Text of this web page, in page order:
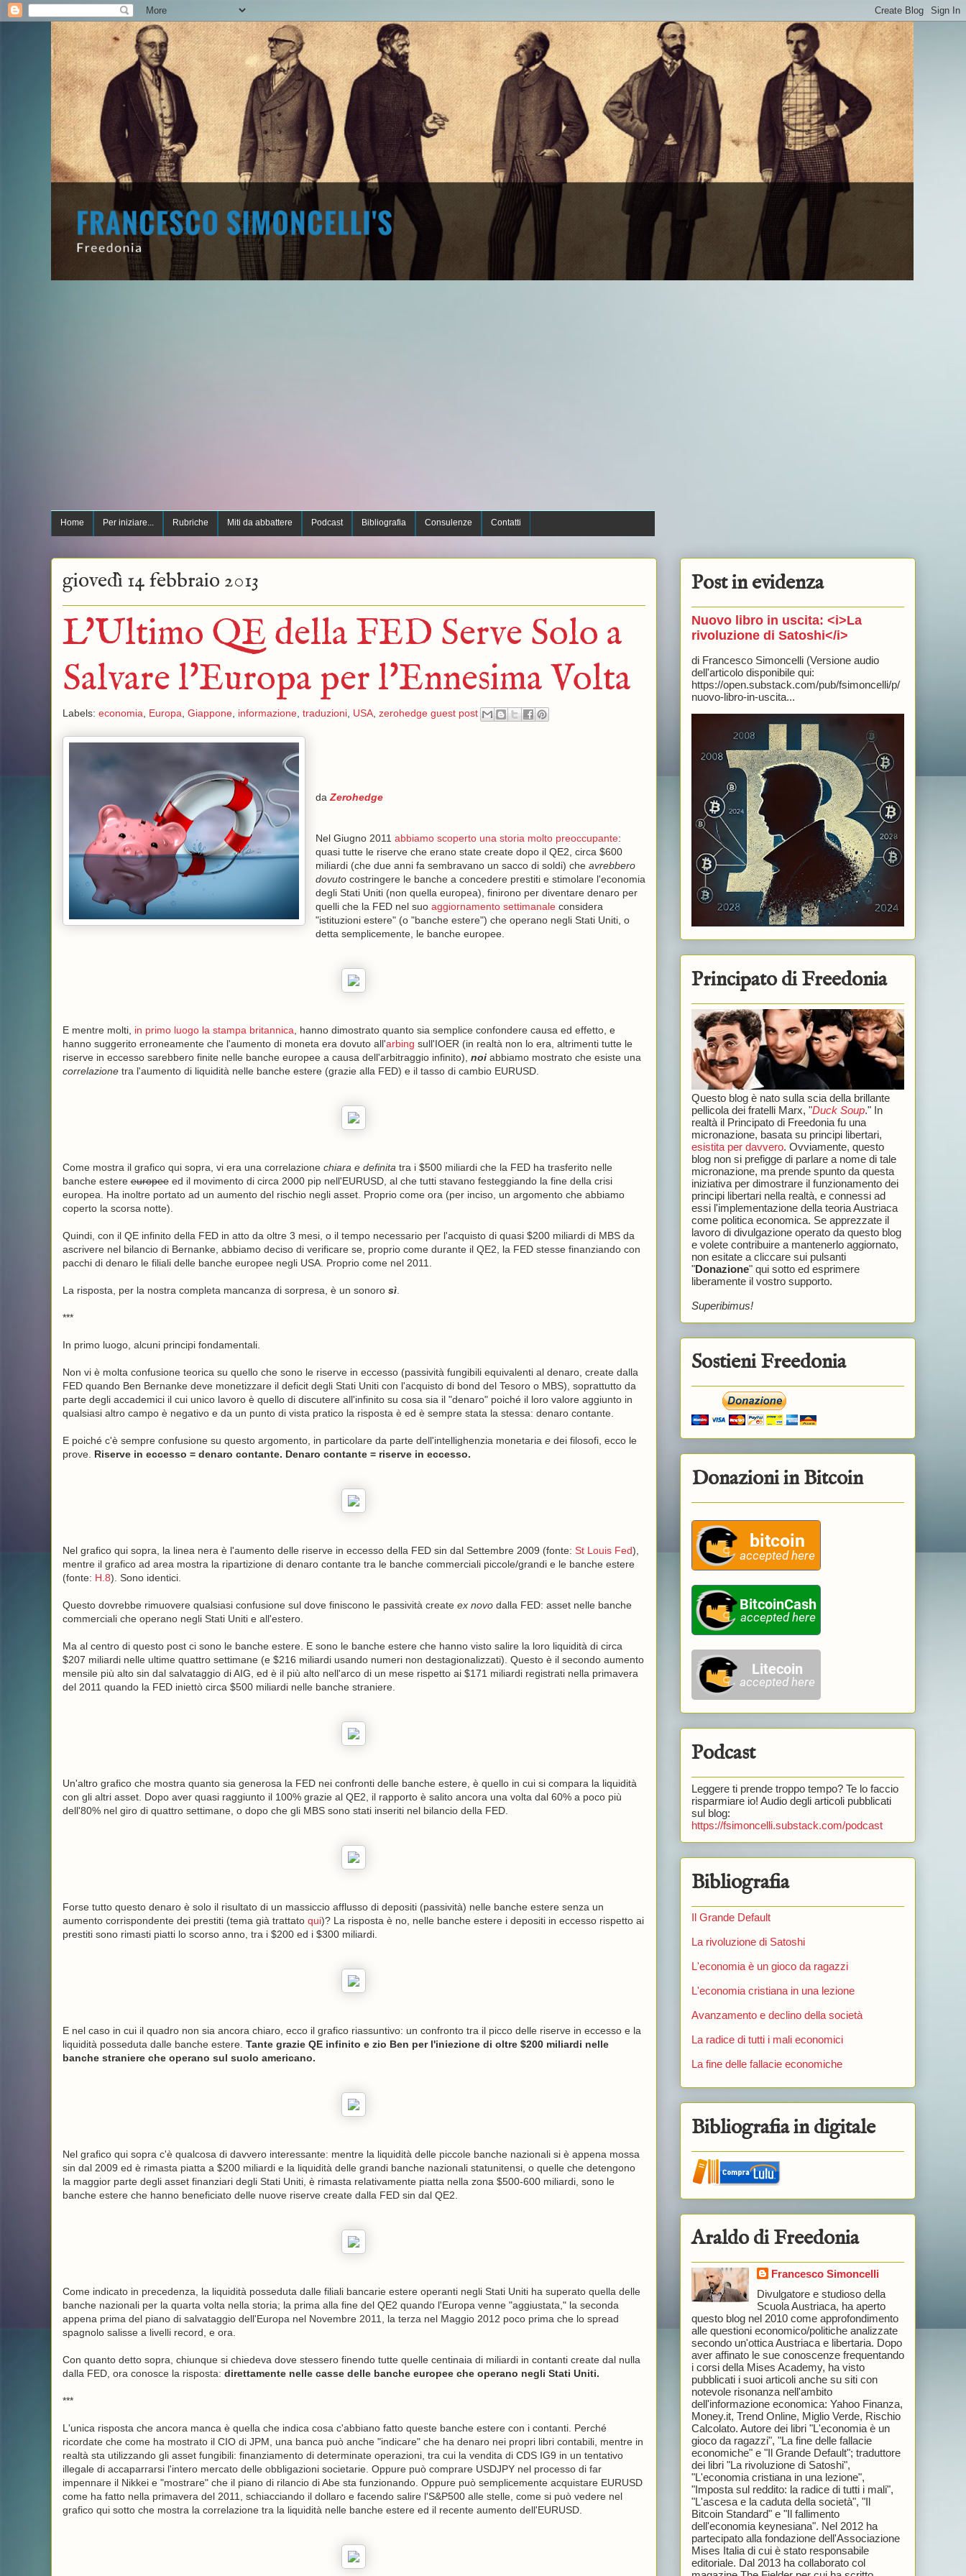
Home Per iniziare... Rubriche Miti da abbattere Podcast Bibliografia Consulenze Contatti
giovedì 14 febbraio 2013
L'Ultimo QE della FED Serve Solo a
Salvare l'Europa per l'Ennesima Volta
Labels: economia, Europa, Giappone, informazione, traduzioni, USA, zerohedge guest post
da Zerohedge
Nel Giugno 2011 abbiamo scoperto una storia molto preoccupante:
quasi tutte le riserve che erano state create dopo il QE2, circa $600
miliardi (che due anni fa sembravano un sacco di soldi) che avrebbero
dovutocostringere le banche a concedere prestiti e stimolare l'economia
degli Stati Uniti (non quella europea), finirono per diventare denaro per
quelli che la FED nel suo aggiornamento settimanaleconsidera
"istituzioni estere" (o "banche estere") che operano negli Stati Uniti, o
detta semplicemente, le banche europee.
E mentre molti, in primo luogo la stampa britannica , hanno dimostrato quanto sia semplice confondere causa ed effetto, e
hanno suggerito erroneamente che l'aumento di moneta era dovuto all'arbing sull'IOER (in realtà non lo era, altrimenti tutte le
riserve in eccesso sarebbero finite nelle banche europee a causa dell'arbitraggio infinito), noiabbiamo mostrato che esiste una
correlazionetra l'aumento di liquidità nelle banche estere (grazie alla FED) e il tasso di cambio EURUSD.
Come mostra il grafico qui sopra, vi era una correlazione chiara e definita tra i $500 miliardi che la FED ha trasferito nelle
banche estereeuropeeed il movimento di circa 2000 pip nell'EURUSD, al che tutti stavano festeggiando la fine della crisi
europea. Ha inoltre portato ad un aumento del rischio negli asset. Proprio come ora (per inciso, un argomento che abbiamo
coperto la scorsa notte).
Quindi, con il QE infinito della FED in atto da oltre 3 mesi, o il tempo necessario per l'acquisto di quasi $200 miliardi di MBS da
ascrivere nel bilancio di Bernanke, abbiamo deciso di verificare se, proprio come durante il QE2, la FED stesse finanziando con
pacchi di denaro le filiali delle banche europee negli USA. Proprio come nel 2011.
La risposta, per la nostra completa mancanza di sorpresa, è un sonoro sì.
***
In primo luogo, alcuni principi fondamentali.
Non vi è molta confusione teorica su quello che sono le riserve in eccesso (passività fungibili equivalenti al denaro, create dalla
FED quando Ben Bernanke deve monetizzare il deficit degli Stati Uniti con l'acquisto di bond del Tesoro o MBS), soprattutto da
parte degli accademici il cui unico lavoro è quello di discutere all'infinito su cosa sia il "denaro" poiché il loro valore aggiunto in
qualsiasi altro campo è negativo e da un punto di vista pratico la risposta è ed è sempre stata la stessa: denaro contante.
E poiché c'è sempre confusione su questo argomento, in particolare da parte dell'intellighenzia monetaria edei filosofi, ecco le
prove. Riserve in eccesso = denaro contante. Denaro contante = riserve in eccesso.
Nel grafico qui sopra, la linea nera è l'aumento delle riserve in eccesso della FED sin dal Settembre 2009 (fonte: St Louis Fed),
mentre il grafico ad area mostra la ripartizione di denaro contante tra le banche commerciali piccole/grandi e le banche estere
(fonte: H.8). Sono identici.
Questo dovrebbe rimuovere qualsiasi confusione sul dove finiscono le passività create ex novodalla FED: asset nelle banche
commerciali che operano negli Stati Uniti e all'estero.
Ma al centro di questo post ci sono le banche estere. E sono le banche estere che hanno visto salire la loro liquidità di circa
$207 miliardi nelle ultime quattro settimane (e $216 miliardi usando numeri non destagionalizzati). Questo è il secondo aumento
mensile più alto sin dal salvataggio di AIG, ed è il più alto nell'arco di un mese rispetto ai $171 miliardi registrati nella primavera
del 2011 quando la FED iniettò circa $500 miliardi nelle banche straniere.
Un'altro grafico che mostra quanto sia generosa la FED nei confronti delle banche estere, è quello in cui si compara la liquidità
con gli altri asset. Dopo aver quasi raggiunto il 100% grazie al QE2, il rapporto è salito ancora una volta dal 60% a poco più
dell'80% nel giro di quattro settimane, o dopo che gli MBS sono stati inseriti nel bilancio della FED.
Forse tutto questo denaro è solo il risultato di un massiccio afflusso di depositi (passività) nelle banche estere senza un
aumento corrispondente dei prestiti (tema già trattato qui)? La risposta è no, nelle banche estere i depositi in eccesso rispetto ai
prestiti sono rimasti piatti lo scorso anno, tra i $200 ed i $300 miliardi.
E nel caso in cui il quadro non sia ancora chiaro, ecco il grafico riassuntivo: un confronto tra il picco delle riserve in eccesso e la
liquidità posseduta dalle banche estere. Tante grazie QE infinito e zio Ben per l'iniezione di oltre $200 miliardi nelle
banche straniere che operano sul suolo americano.
Nel grafico qui sopra c'è qualcosa di davvero interessante: mentre la liquidità delle piccole banche nazionali si è appena mossa
sin dal 2009 ed è rimasta piatta a $200 miliardi e la liquidità delle grandi banche nazionali statunitensi, o quelle che detengono
la maggior parte degli asset finanziari degli Stati Uniti, è rimasta relativamente piatta nella zona $500-600 miliardi, sono le
banche estere che hanno beneficiato delle nuove riserve create dalla FED sin dal QE2.
Come indicato in precedenza, la liquidità posseduta dalle filiali bancarie estere operanti negli Stati Uniti ha superato quella delle
banche nazionali per la quarta volta nella storia; la prima alla fine del QE2 quando l'Europa venne "aggiustata," la seconda
appena prima del piano di salvataggio dell'Europa nel Novembre 2011, la terza nel Maggio 2012 poco prima che lo spread
spagnolo salisse a livelli record, e ora.
Con quanto detto sopra, chiunque si chiedeva dove stessero finendo tutte quelle centinaia di miliardi in contanti create dal nulla
dalla FED, ora conosce la risposta: direttamente nelle casse delle banche europee che operano negli Stati Uniti.
***
L'unica risposta che ancora manca è quella che indica cosa c'abbiano fatto queste banche estere con i contanti. Perché
ricordate che come ha mostrato il CIO di JPM, una banca può anche "indicare" che ha denaro nei propri libri contabili, mentre in
realtà sta utilizzando gli asset fungibili: finanziamento di determinate operazioni, tra cui la vendita di CDS IG9 in un tentativo
illegale di accaparrarsi l'intero mercato delle obbligazioni societarie. Oppure può comprare USDJPY nel processo di far
impennare il Nikkei e "mostrare" che il piano di rilancio di Abe sta funzionando. Oppure può semplicemente acquistare EURUSD
come ha fatto nella primavera del 2011, schiacciando il dollaro e facendo salire l'S&P500 alle stelle, come si può vedere nel
grafico qui sotto che mostra la correlazione tra la liquidità nelle banche estere ed il recente aumento dell'EURUSD.
Post in evidenza
Nuovo libro in uscita: <i>La
rivoluzione di Satoshi</i>
di Francesco Simoncelli (Versione audio
dell'articolo disponibile qui:
https://open.substack.com/pub/fsimoncelli/p/
nuovo-libro-in-uscita...
Principato di Freedonia
Questo blog è nato sulla scia della brillante
pellicola dei fratelli Marx, "Duck Soup." In
realtà il Principato di Freedonia fu una
micronazione, basata su principi libertari,
esistita per davvero. Ovviamente, questo
blog non si prefigge di parlare a nome di tale
micronazione, ma prende spunto da questa
iniziativa per dimostrare il funzionamento dei
principi libertari nella realtà, e connessi ad
essi l'implementazione della teoria Austriaca
come politica economica. Se apprezzate il
lavoro di divulgazione operato da questo blog
e volete contribuire a mantenerlo aggiornato,
non esitate a cliccare sui pulsanti
"Donazione" qui sotto ed esprimere
liberamente il vostro supporto.
Superibimus!
Sostieni Freedonia
Donazioni in Bitcoin
Podcast
Leggere ti prende troppo tempo? Te lo faccio
risparmiare io! Audio degli articoli pubblicati
sul blog:
https://fsimoncelli.substack.com/podcast
Bibliografia
Il Grande Default
La rivoluzione di Satoshi
L'economia è un gioco da ragazzi
L'economia cristiana in una lezione
Avanzamento e declino della società
La radice di tutti i mali economici
La fine delle fallacie economiche
Bibliografia in digitale
Araldo di Freedonia
Francesco Simoncelli
Divulgatore e studioso della
Scuola Austriaca, ha aperto
questo blog nel 2010 come approfondimento
alle questioni economico/politiche analizzate
secondo un'ottica Austriaca e libertaria. Dopo
aver affinato le sue conoscenze frequentando
i corsi della Mises Academy, ha visto
pubblicati i suoi articoli anche su siti con
notevole risonanza nell'ambito
dell'informazione economica: Yahoo Finanza,
Money.it, Trend Online, Miglio Verde, Rischio
Calcolato. Autore dei libri "L'economia è un
gioco da ragazzi", "La fine delle fallacie
economiche" e "Il Grande Default"; traduttore
dei libri "La rivoluzione di Satoshi",
"L'economia cristiana in una lezione",
"Imposta sul reddito: la radice di tutti i mali",
"L'ascesa e la caduta della società", "Il
Bitcoin Standard" e "Il fallimento
dell'economia keynesiana". Nel 2012 ha
partecipato alla fondazione dell'Associazione
Mises Italia di cui è stato responsabile
editoriale. Dal 2013 ha collaborato col